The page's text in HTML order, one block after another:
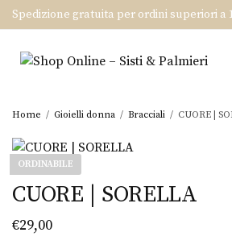
Spedizione gratuita per ordini superiori a
Home / Gioielli donna / Bracciali / CUORE |
ORDINABILE
CUORE | SORELLA
€29,00